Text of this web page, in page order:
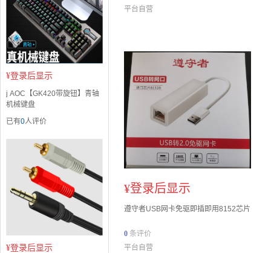
¥登录后显示
j AOC【GK420带旋钮】青轴
机械键盘
已有0人评价
¥登录后显示
平台自营
¥登录后显示
遵守者USB网卡免驱即插即用8152芯片
0 条评价
平台自营